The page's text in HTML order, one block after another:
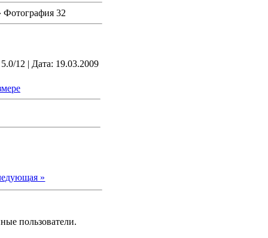
Фотография 32
12 | Дата: 19.03.2009
»
пользователи.